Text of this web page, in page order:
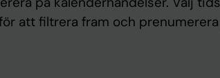
att filtrera fram och